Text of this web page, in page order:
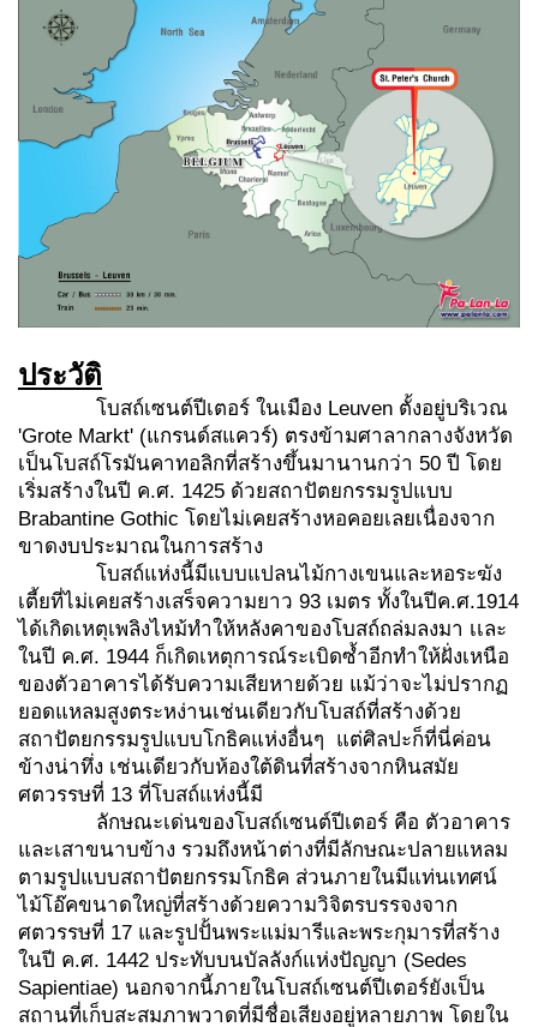
ประวัติ
โบสถ์เซนต์ปีเตอร์ ในเมือง Leuven ตั้งอยู่บริเวณ
'Grote Markt' (แกรนด์สแควร์) ตรงข้ามศาลากลางจังหวัด
เป็นโบสถ์โรมันคาทอลิกที่สร้างขึ้นมานานกว่า 50 ปี โดย
เริ่มสร้างในปี ค.ศ. 1425 ด้วยสถาปัตยกรรมรูปแบบ
Brabantine Gothic โดยไม่เคยสร้างหอคอยเลยเนื่องจาก
ขาดงบประมาณในการสร้าง
โบสถ์แห่งนี้มีแบบแปลนไม้กางเขนและหอระฆัง
เตี้ยที่ไม่เคยสร้างเสร็จความยาว 93 เมตร ทั้งในปีค.ศ.1914
ได้เกิดเหตุเพลิงไหม้ทำให้หลังคาของโบสถ์ถล่มลงมา เเละ
ในปี ค.ศ. 1944 ก็เกิดเหตุการณ์ระเบิดซ้ำอีกทำให้ฝั่งเหนือ
ของตัวอาคารได้รับความเสียหายด้วย แม้ว่าจะไม่ปรากฏ
ยอดแหลมสูงตระหง่านเช่นเดียวกับโบสถ์ที่สร้างด้วย
สถาปัตยกรรมรูปแบบโกธิคแห่งอื่นๆ แต่ศิลปะก็ที่นี่ค่อน
ข้างน่าทึ่ง เช่นเดียวกับห้องใต้ดินที่สร้างจากหินสมัย
ศตวรรษที่ 13 ที่โบสถ์แห่งนี้มี
ลักษณะเด่นของโบสถ์เซนต์ปีเตอร์ คือ ตัวอาคาร
และเสาขนาบข้าง รวมถึงหน้าต่างที่มีลักษณะปลายแหลม
ตามรูปแบบสถาปัตยกรรมโกธิค ส่วนภายในมีแท่นเทศน์
ไม้โอ๊คขนาดใหญ่ที่สร้างด้วยความวิจิตรบรรจงจาก
ศตวรรษที่ 17 และรูปปั้นพระแม่มารีและพระกุมารที่สร้าง
ในปี ค.ศ. 1442 ประทับบนบัลลังก์แห่งปัญญา (Sedes
Sapientiae) นอกจากนี้ภายในโบสถ์เซนต์ปีเตอร์ยังเป็น
สถานที่เก็บสะสมภาพวาดที่มีชื่อเสียงอยู่หลายภาพ โดยใน